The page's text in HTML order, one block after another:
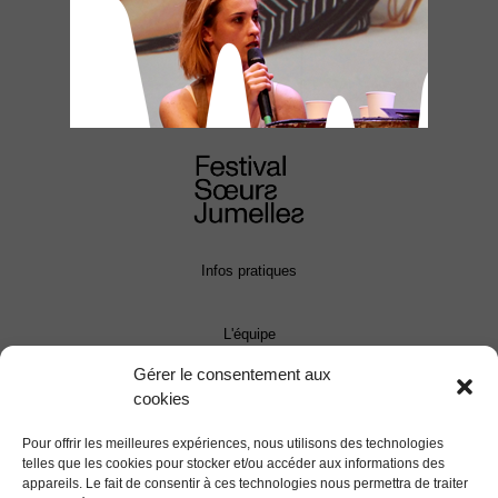
Gérer le consentement aux
cookies
Pour offrir les meilleures expériences, nous utilisons des technologies
telles que les cookies pour stocker et/ou accéder aux informations des
appareils. Le fait de consentir à ces technologies nous permettra de traiter
Infos pratiques
L'équipe
Presse